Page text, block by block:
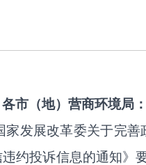
各市（地） 营商环境局
家发展改革委关于完
约投诉信息的通知》